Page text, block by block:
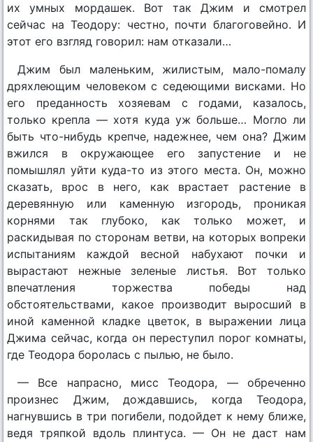
их умных мордашек. Вот так Джим и смотрел
сейчас на Теодору: честно, почти благоговейно. И
этот его взгляд говорил: нам отказали…
Джим был маленьким, жилистым, мало-помалу
дряхлеющим человеком с седеющими висками. Но
его преданность хозяевам с годами, казалось,
только крепла — хотя куда уж больше… Могло ли
быть что-нибудь крепче, надежнее, чем она? Джим
вжился в окружающее его запустение и не
помышлял уйти куда-то из этого места. Он, можно
сказать, врос в него, как врастает растение в
деревянную или каменную изгородь, проникая
корнями так глубоко, как только может, и
раскидывая по сторонам ветви, на которых вопреки
испытаниям каждой весной набухают почки и
вырастают нежные зеленые листья. Вот только
впечатления торжества победы над
обстоятельствами, какое производит выросший в
иной каменной кладке цветок, в выражении лица
Джима сейчас, когда он переступил порог комнаты,
где Теодора боролась с пылью, не было.
— Все напрасно, мисс Теодора, — обреченно
произнес Джим, дождавшись, когда Теодора,
нагнувшись в три погибели, подойдет к нему ближе,
ведя тряпкой вдоль плинтуса. — Он не даст нам